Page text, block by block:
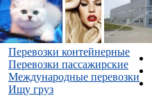
Перевозки контейнерные
Перевозки пассажирские
Международные перевозки
Ищу груз